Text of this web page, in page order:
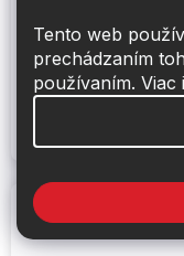
Tento web
prechádzaním
používaním. Viac
6,76 €